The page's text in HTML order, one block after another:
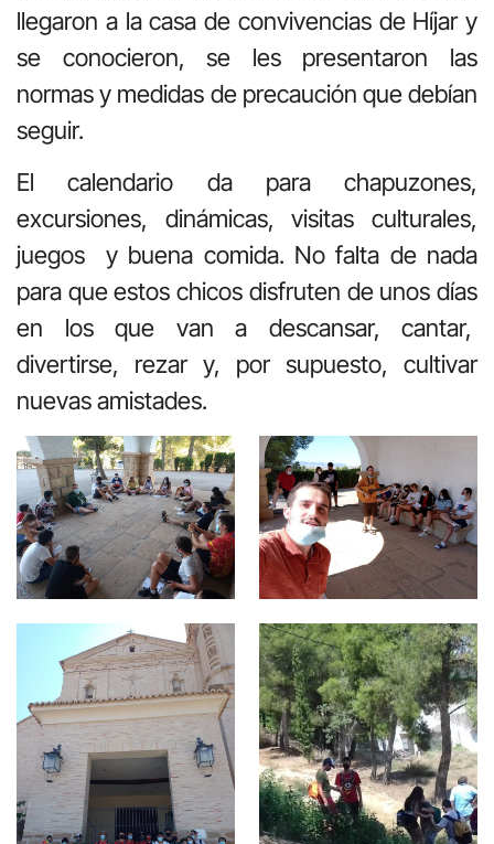
llegaron a la casa de convivencias de Híjar y
se conocieron, se les presentaron las
normas y medidas de precaución que debían
seguir.
El calendario da para chapuzones,
excursiones, dinámicas, visitas culturales,
juegos y buena comida. No falta de nada
para que estos chicos disfruten de unos días
en los que van a descansar, cantar,
divertirse, rezar y, por supuesto, cultivar
nuevas amistades.